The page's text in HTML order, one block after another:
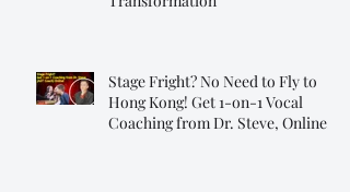
Stage Fright? No Need to Fly to
Hong Kong! Get 1-on-1 Vocal
Coaching from Dr. Steve, Online!